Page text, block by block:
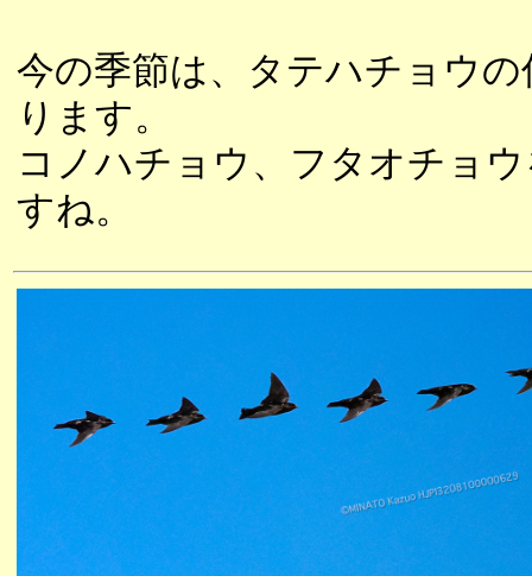
今の季節は、タテハチョウ
ります。
コノハチョウ、フタオチョ
すね。